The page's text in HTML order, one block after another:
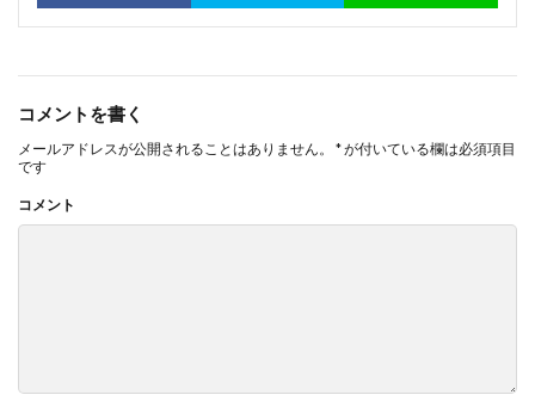
コメントを書く
メールアドレスが公開されることはありません。 *が付いている欄は必須項目
です
コメント